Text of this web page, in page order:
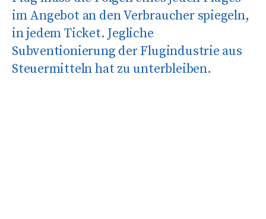
im Angebot an den Verbraucher spiegeln,
in jedem Ticket. Jegliche
Subventionierung der Flugindustrie aus
Steuermitteln hat zu unterbleiben.